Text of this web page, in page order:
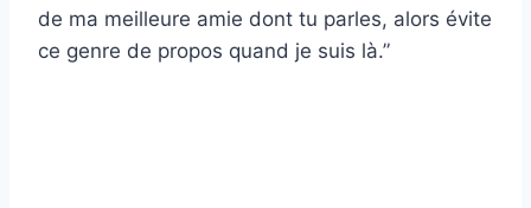
de ma meilleure amie dont tu parles, alors évite
ce genre de propos quand je suis là.”